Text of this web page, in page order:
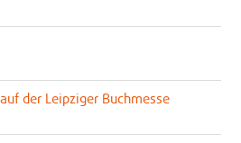
der Leipziger Buchmesse